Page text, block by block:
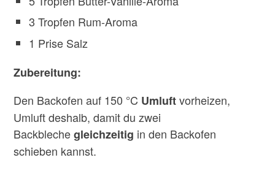
3 Tropfen Rum-Aroma
1 Prise Salz
Zubereitung:
Den Backofen auf 150 °C Umluftvorheizen,
Umluft deshalb, damit du zwei
Backblechegleichzeitig in den Backofen
schieben kannst.